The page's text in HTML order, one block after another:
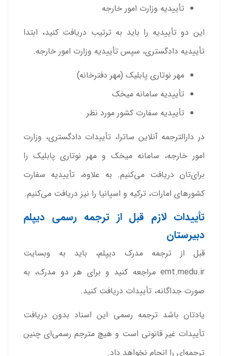
تأییدیه وزارت امور خارجه
این دو تأییدیه را باید به ترتیب دریافت کنید، ابتدا
تأییدیه دادگستری، سپس تأییدیه وزارت امور خارجه.
مهر نوتاری پابلیک (مهر دفترخانه)
تأییدیه سامانه میخک
تأییدیه سفارت کشور مورد نظر
در دارالترجمه آنلاین ساترا، تأییدات دادگستری، وزارت
امور خارجه، سامانه میخک و مهر نوتاری پابلیک را
برای‌تان دریافت می‌کنیم. به علاوه، تأییدیه سفارت
کشورهای امارات، ترکیه و اسپانیا را نیز دریافت می‌کنیم.
تأییدات لازم قبل از ترجمه رسمی دیپلم
دبیرستان
قبل از ترجمه مدرک دیپلم، باید به وبسایت
emt.medu.ir مراجعه کنید و برای هر دو مدرک، به
صورت جداگانه، تأییدات دریافت کنید.
یادتان باشد ترجمه رسمی این اسناد بدون دریافت
تأییدات غیر قانونی است و هیچ مترجم رسمی‌ای چنین
ترجمه‌ای را انجام نخواهد داد.